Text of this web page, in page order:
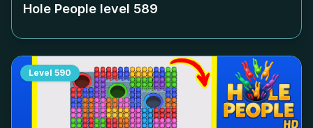
Hole People level 589
Level 590